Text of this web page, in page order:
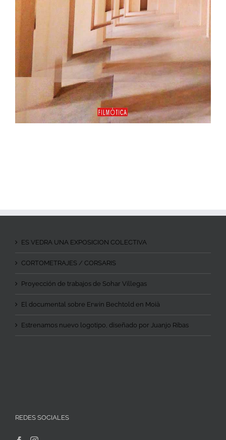
ES VEDRA UNA EXPOSICION COLECTIVA
CORTOMETRAJES / CORSARIS
Proyección de trabajos de Sohar Villegas
El documental sobre Erwin Bechtold en Moià
Estrenamos nuevo logotipo, diseñado por Juanjo Ribas
REDES SOCIALES